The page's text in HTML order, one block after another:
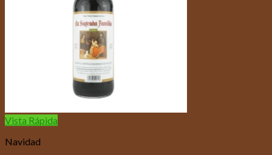
Vista Rápida
Navidad